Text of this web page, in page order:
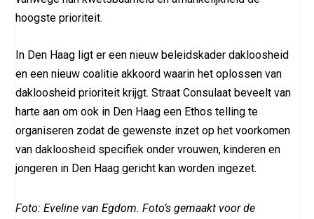
hoogste prioriteit.
In Den Haag ligt er een nieuw beleidskader dakloosheid
en een nieuw coalitie akkoord waarin het oplossen van
dakloosheid prioriteit krijgt. Straat Consulaat beveelt van
harte aan om ook in Den Haag een Ethos telling te
organiseren zodat de gewenste inzet op het voorkomen
van dakloosheid specifiek onder vrouwen, kinderen en
jongeren in Den Haag gericht kan worden ingezet.
Foto: Eveline van Egdom. Foto’s gemaakt voor de